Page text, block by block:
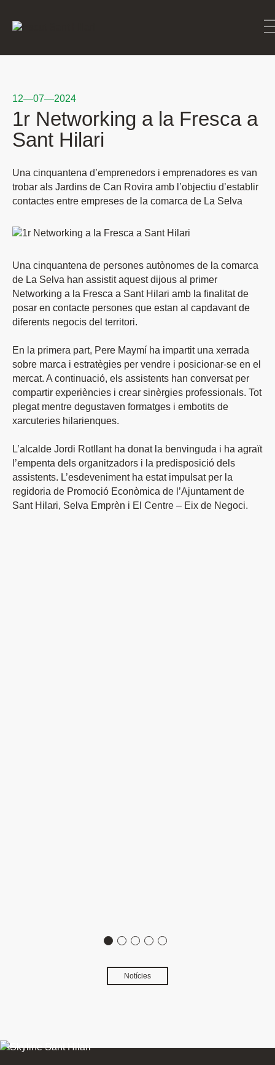
12—07—2024
1r Networking a la Fresca a
Sant Hilari
Una cinquantena d’emprenedors i emprenadores es van
trobar als Jardins de Can Rovira amb l’objectiu d’establir
contactes entre empreses de la comarca de La Selva
Una cinquantena de persones autònomes de la comarca
de La Selva han assistit aquest dijous al primer
Networking a la Fresca a Sant Hilari amb la finalitat de
posar en contacte persones que estan al capdavant de
diferents negocis del territori.
En la primera part, Pere Maymí ha impartit una xerrada
sobre marca i estratègies per vendre i posicionar-se en el
mercat. A continuació, els assistents han conversat per
compartir experiències i crear sinèrgies professionals. Tot
plegat mentre degustaven formatges i embotits de
xarcuteries hilarienques.
L’alcalde Jordi Rotllant ha donat la benvinguda i ha agraït
l’empenta dels organitzadors i la predisposició dels
assistents. L’esdeveniment ha estat impulsat per la
regidoria de Promoció Econòmica de l’Ajuntament de
Sant Hilari, Selva Emprèn i El Centre – Eix de Negoci.
Notícies